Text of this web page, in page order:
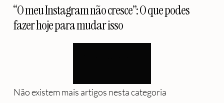
“O meu Instagram não cresce”: O que podes
fazer hoje para mudar isso
Não existem mais artigos nesta categoria